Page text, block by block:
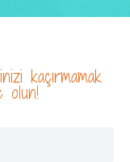
kaçırmamak
olun!